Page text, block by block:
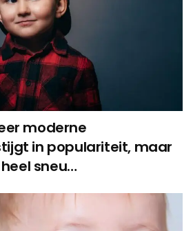
moderne
in populariteit, maar
sneu…